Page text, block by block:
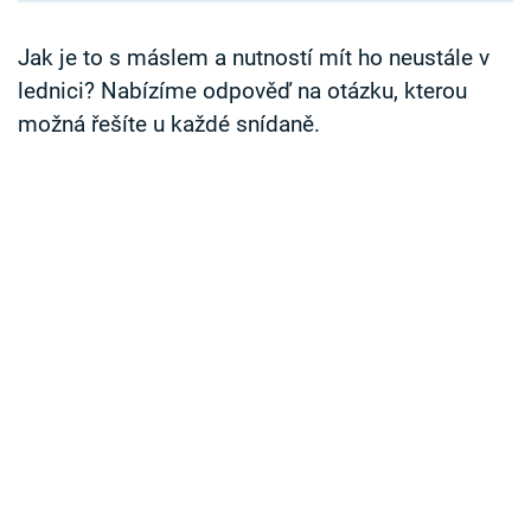
Sledujte nás
Jak je to s máslem a nutností mít ho neustále v
lednici? Nabízíme odpověď na otázku, kterou
možná řešíte u každé snídaně.